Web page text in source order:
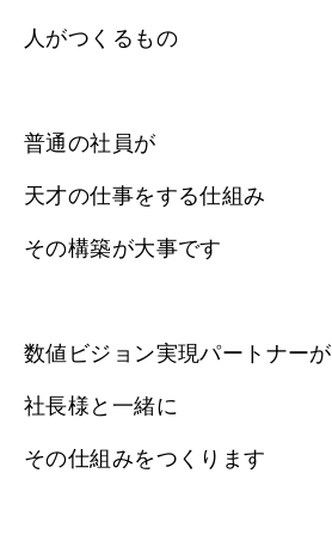
人がつくるもの
普通の社員が
天才の仕事をする仕組み
その構築が大事です
数値ビジョン実現パートナーが
社長様と一緒に
その仕組みをつくります